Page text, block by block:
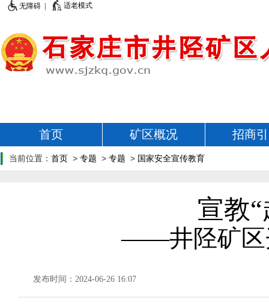
无障碍 | 适老模式
首页 矿区概况 招商
当前位置： 首页 > 专题 > 专题 > 国家安全宣传教育
宣教
——井陉矿区
发布时间：2024-06-26 16:07